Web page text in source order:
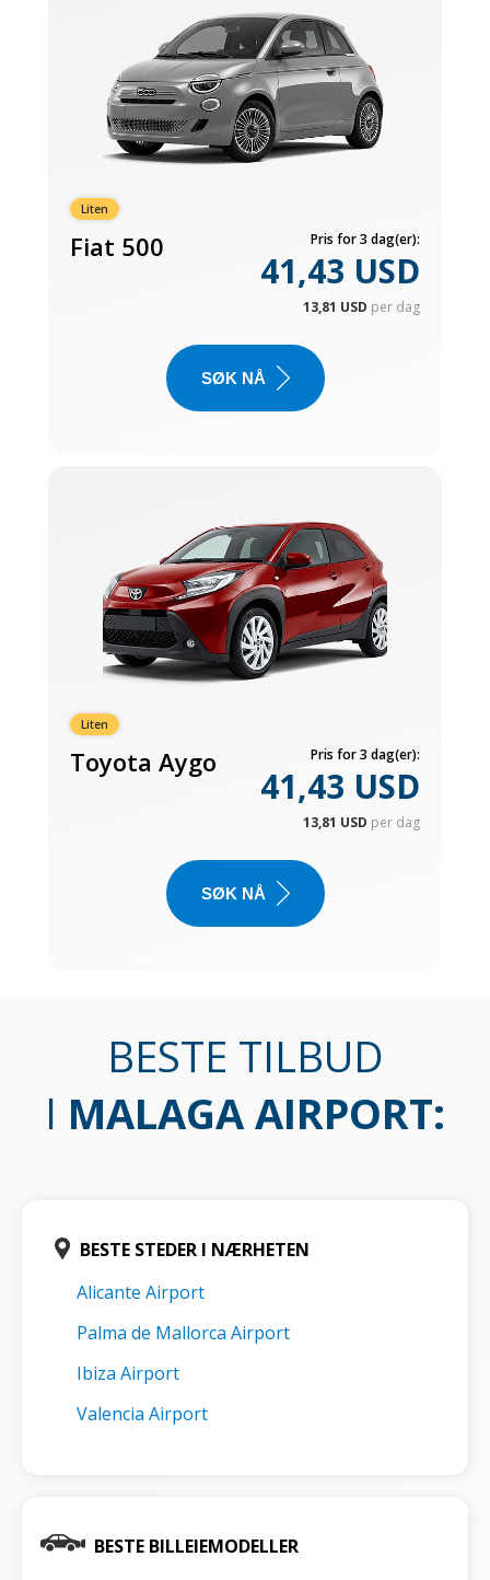
Liten
Fiat 500 Pris for 3 dag(er):
41,43 USD
13,81 USD per dag
SØK NÅ
Liten
Toyota Aygo Pris for 3 dag(er):
41,43 USD
13,81 USD per dag
SØK NÅ
BESTE TILBUD
I MALAGA AIRPORT:
BESTE STEDER I NÆRHETEN
Alicante Airport
Palma de Mallorca Airport
Ibiza Airport
Valencia Airport
BESTE BILLEIEMODELLER